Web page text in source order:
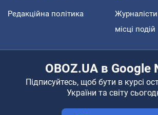
Редакційна політика
місці подій
OBOZ.UA в Google
Підписуйтесь, щоб бути в курсі
України та світу